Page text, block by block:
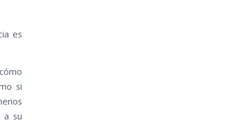
es
si
a su